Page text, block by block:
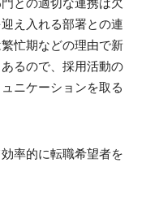
え入れる部署との連
忙期などの理由で新
るので、採用活動の
ニケーションを取る
率的に転職希望者を